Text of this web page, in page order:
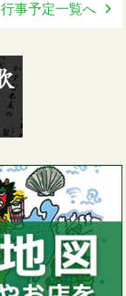
行事予定一覧へ